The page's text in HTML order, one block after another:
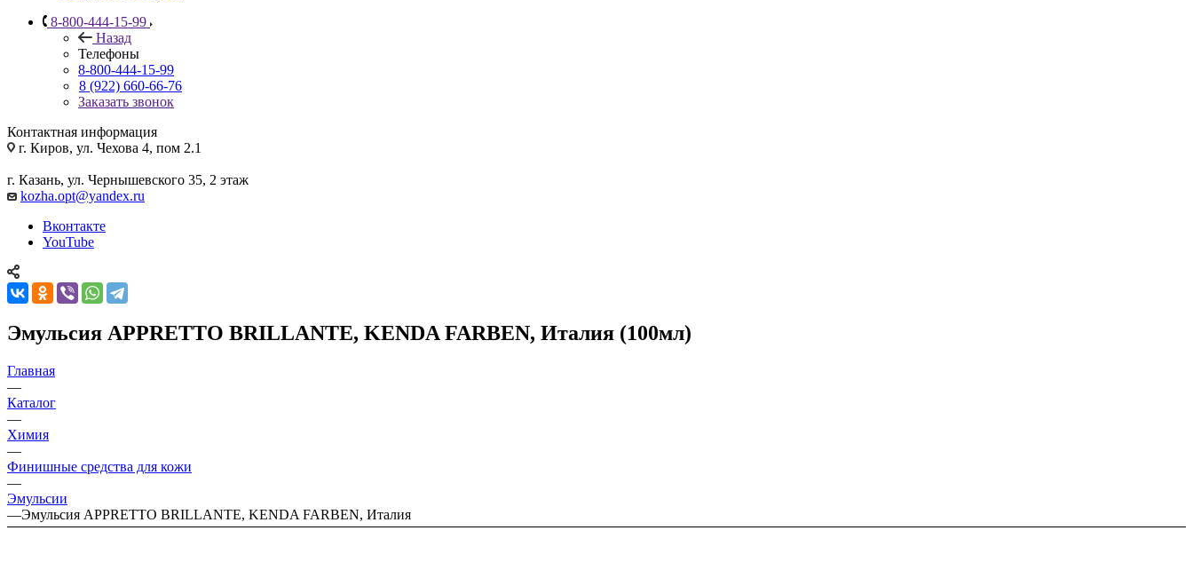
8-800-444-15-99
Назад
Телефоны
8-800-444-15-99
8 (922) 660-66-76
Заказать звонок
Контактная информация
г. Киров, ул. Чехова 4, пом 2.1
г. Казань, ул. Чернышевского 35, 2 этаж
kozha.opt@yandex.ru
Вконтакте
YouTube
Эмульсия APPRETTO BRILLANTE, KENDA FARBEN, Италия (100мл)
Главная
—
Каталог
—
Химия
—
Финишные средства для кожи
—
Эмульсии
—Эмульсия APPRETTO BRILLANTE, KENDA FARBEN, Италия